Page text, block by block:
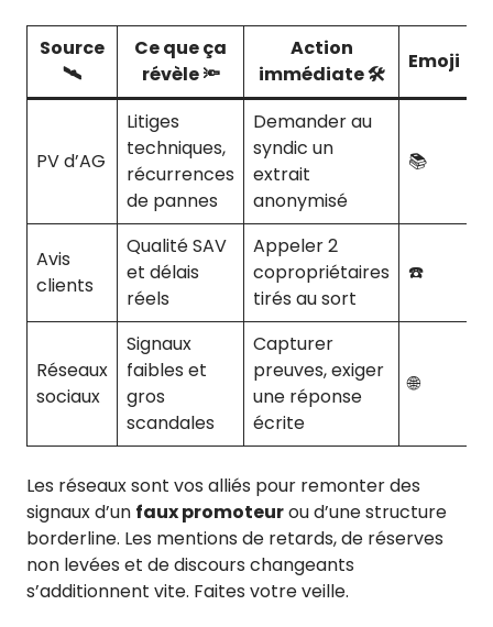
Source
🛰️
Ce que ça
révèle 🔦
Action
immédiate 🛠️
Emoji
PV d’AG
Litiges
techniques,
récurrences
de pannes
Demander au
syndic un
extrait
anonymisé
📚
Avis
clients
Qualité SAV
et délais
réels
Appeler 2
copropriétaires
tirés au sort
☎️
Réseaux
sociaux
Signaux
faibles et
gros
scandales
Capturer
preuves, exiger
une réponse
écrite
🌐
Les réseaux sont vos alliés pour remonter des
signaux d’un faux promoteurou d’une structure
borderline. Les mentions de retards, de réserves
non levées et de discours changeants
s’additionnent vite. Faites votre veille.